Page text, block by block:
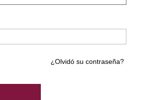
¿Olvidó su contraseña?